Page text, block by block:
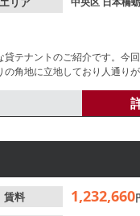
テナントのご紹介です。今
角地に立地しており人通り
賃料 1,232,660